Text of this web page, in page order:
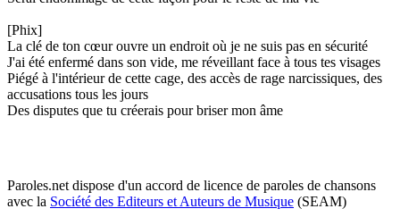
[Phix]
La clé de ton cœur ouvre un endroit où je ne suis pas en sécurité
J'ai été enfermé dans son vide, me réveillant face à tous tes visages
Piégé à l'intérieur de cette cage, des accès de rage narcissiques, des
accusations tous les jours
Des disputes que tu créerais pour briser mon âme
Paroles.net dispose d'un accord de licence de paroles de chansons
avec la Société des Editeurs et Auteurs de Musique (SEAM)